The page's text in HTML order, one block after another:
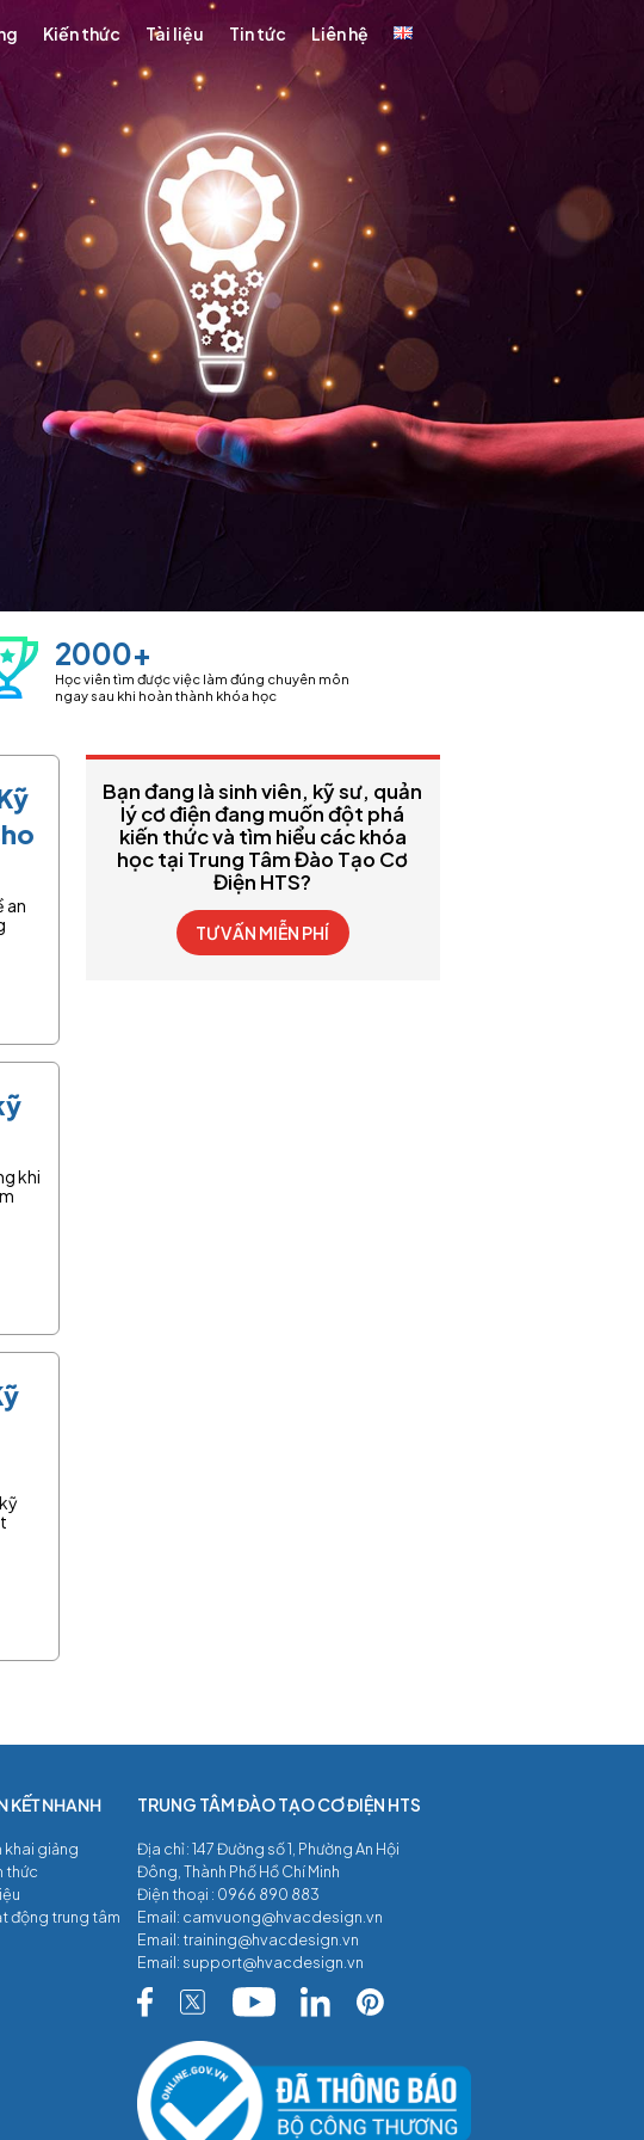
Kiến thức Tài liệu Tin tức Liên hệ
2000+
Học viên tìm được việc làm đúng chuyên môn
ngay sau khi hoàn thành khóa học
an
khi
Bạn đang là sinh viên, kỹ sư, quản
lý cơ điện đang muốn đột phá
kiến thức và tìm hiểu các khóa
học tại Trung Tâm Đào Tạo Cơ
Điện HTS?
TƯ VẤN MIỄN PHÍ
khai giảng
thức
động trung tâm
TRUNG TÂM ĐÀO TẠO CƠ ĐIỆN HTS
Địa chỉ : 147 Đường số 1, Phường An Hội
Đông, Thành Phố Hồ Chí Minh
Điện thoại : 0966 890 883
Email: camvuong@hvacdesign.vn
Email:training@hvacdesign.vn
Email: support@hvacdesign.vn